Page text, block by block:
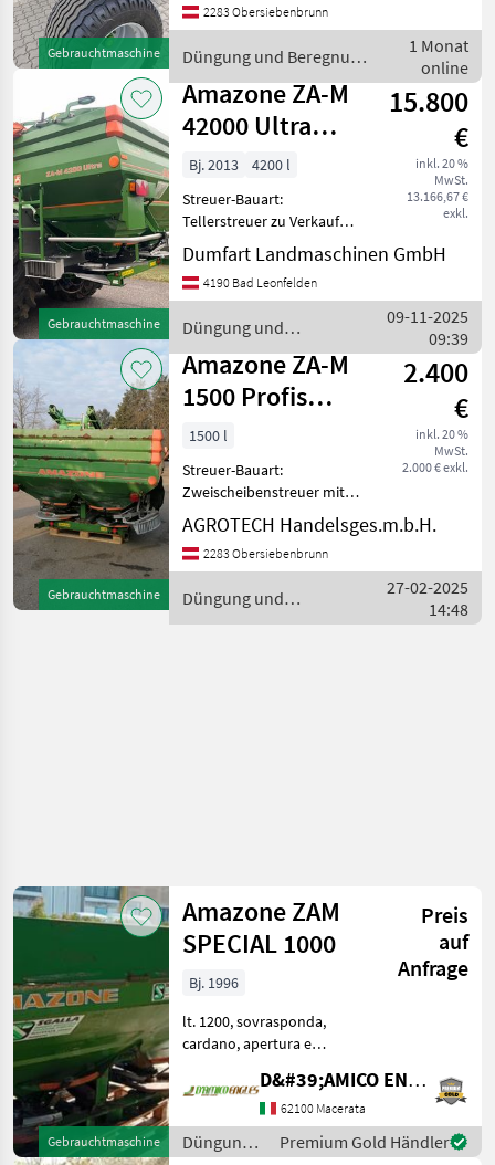
Gebrauchtmaschine
Freischaltung Düngung und
Mineraldüngerstreuer/Wiegestreuer
2283 Obersiebenbrunn
Düngung und Beregnung
/ Amazone
1 Monat
online
Gebrauchtmaschine
Amazone ZA-M
42000 Ultra
Profis Hydro
15.800
€
inkl. 20 %
MwSt.
13.166,67 €
exkl.
Bj. 2013
4200 l
Streuer-Bauart:
Tellerstreuer zu Verkauf
steht ein Amazone
Wiegestreuer ZA-M-4200
Profis Hydro, komplett mit
GPS, Freisschaltung Teilbrei
Dumfart Landmaschinen GmbH
4190 Bad Leonfelden
Düngung und
Beregnung / Amazone
09-11-2025
09:39
Gebrauchtmaschine
Amazone ZA-M
1500 Profis
Control
2.400
€
inkl. 20 %
MwSt.
2.000 € exkl.
1500 l
Streuer-Bauart:
Zweischeibenstreuer mit
Computer Amados, 3
Aufsätze S500, Limiter
Düngung und Beregnung
Mineraldüngerstreuer/Wiegestreuer
AGROTECH Handelsges.m.b.H.
2283 Obersiebenbrunn
Düngung und
Beregnung / Amazone
27-02-2025
14:48
Gebrauchtmaschine
Amazone ZAM
SPECIAL 1000
Preis
auf
Anfrage
Bj. 1996
lt. 1200, sovrasponda,
cardano, apertura e
piatti 10-16 mt, anno: 1996
Düngung und Beregnung
Mineraldüngerstreuer/Wiegestreuer
D&#39;AMICO ENGLES SRL
62100 Macerata
Düngung
Premium Gold Händler